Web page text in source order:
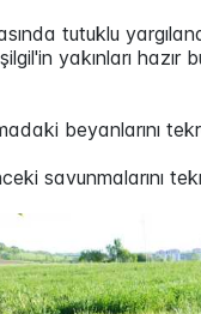
tutuklu
yakınları hazır
beyanlarını
savunmalarını